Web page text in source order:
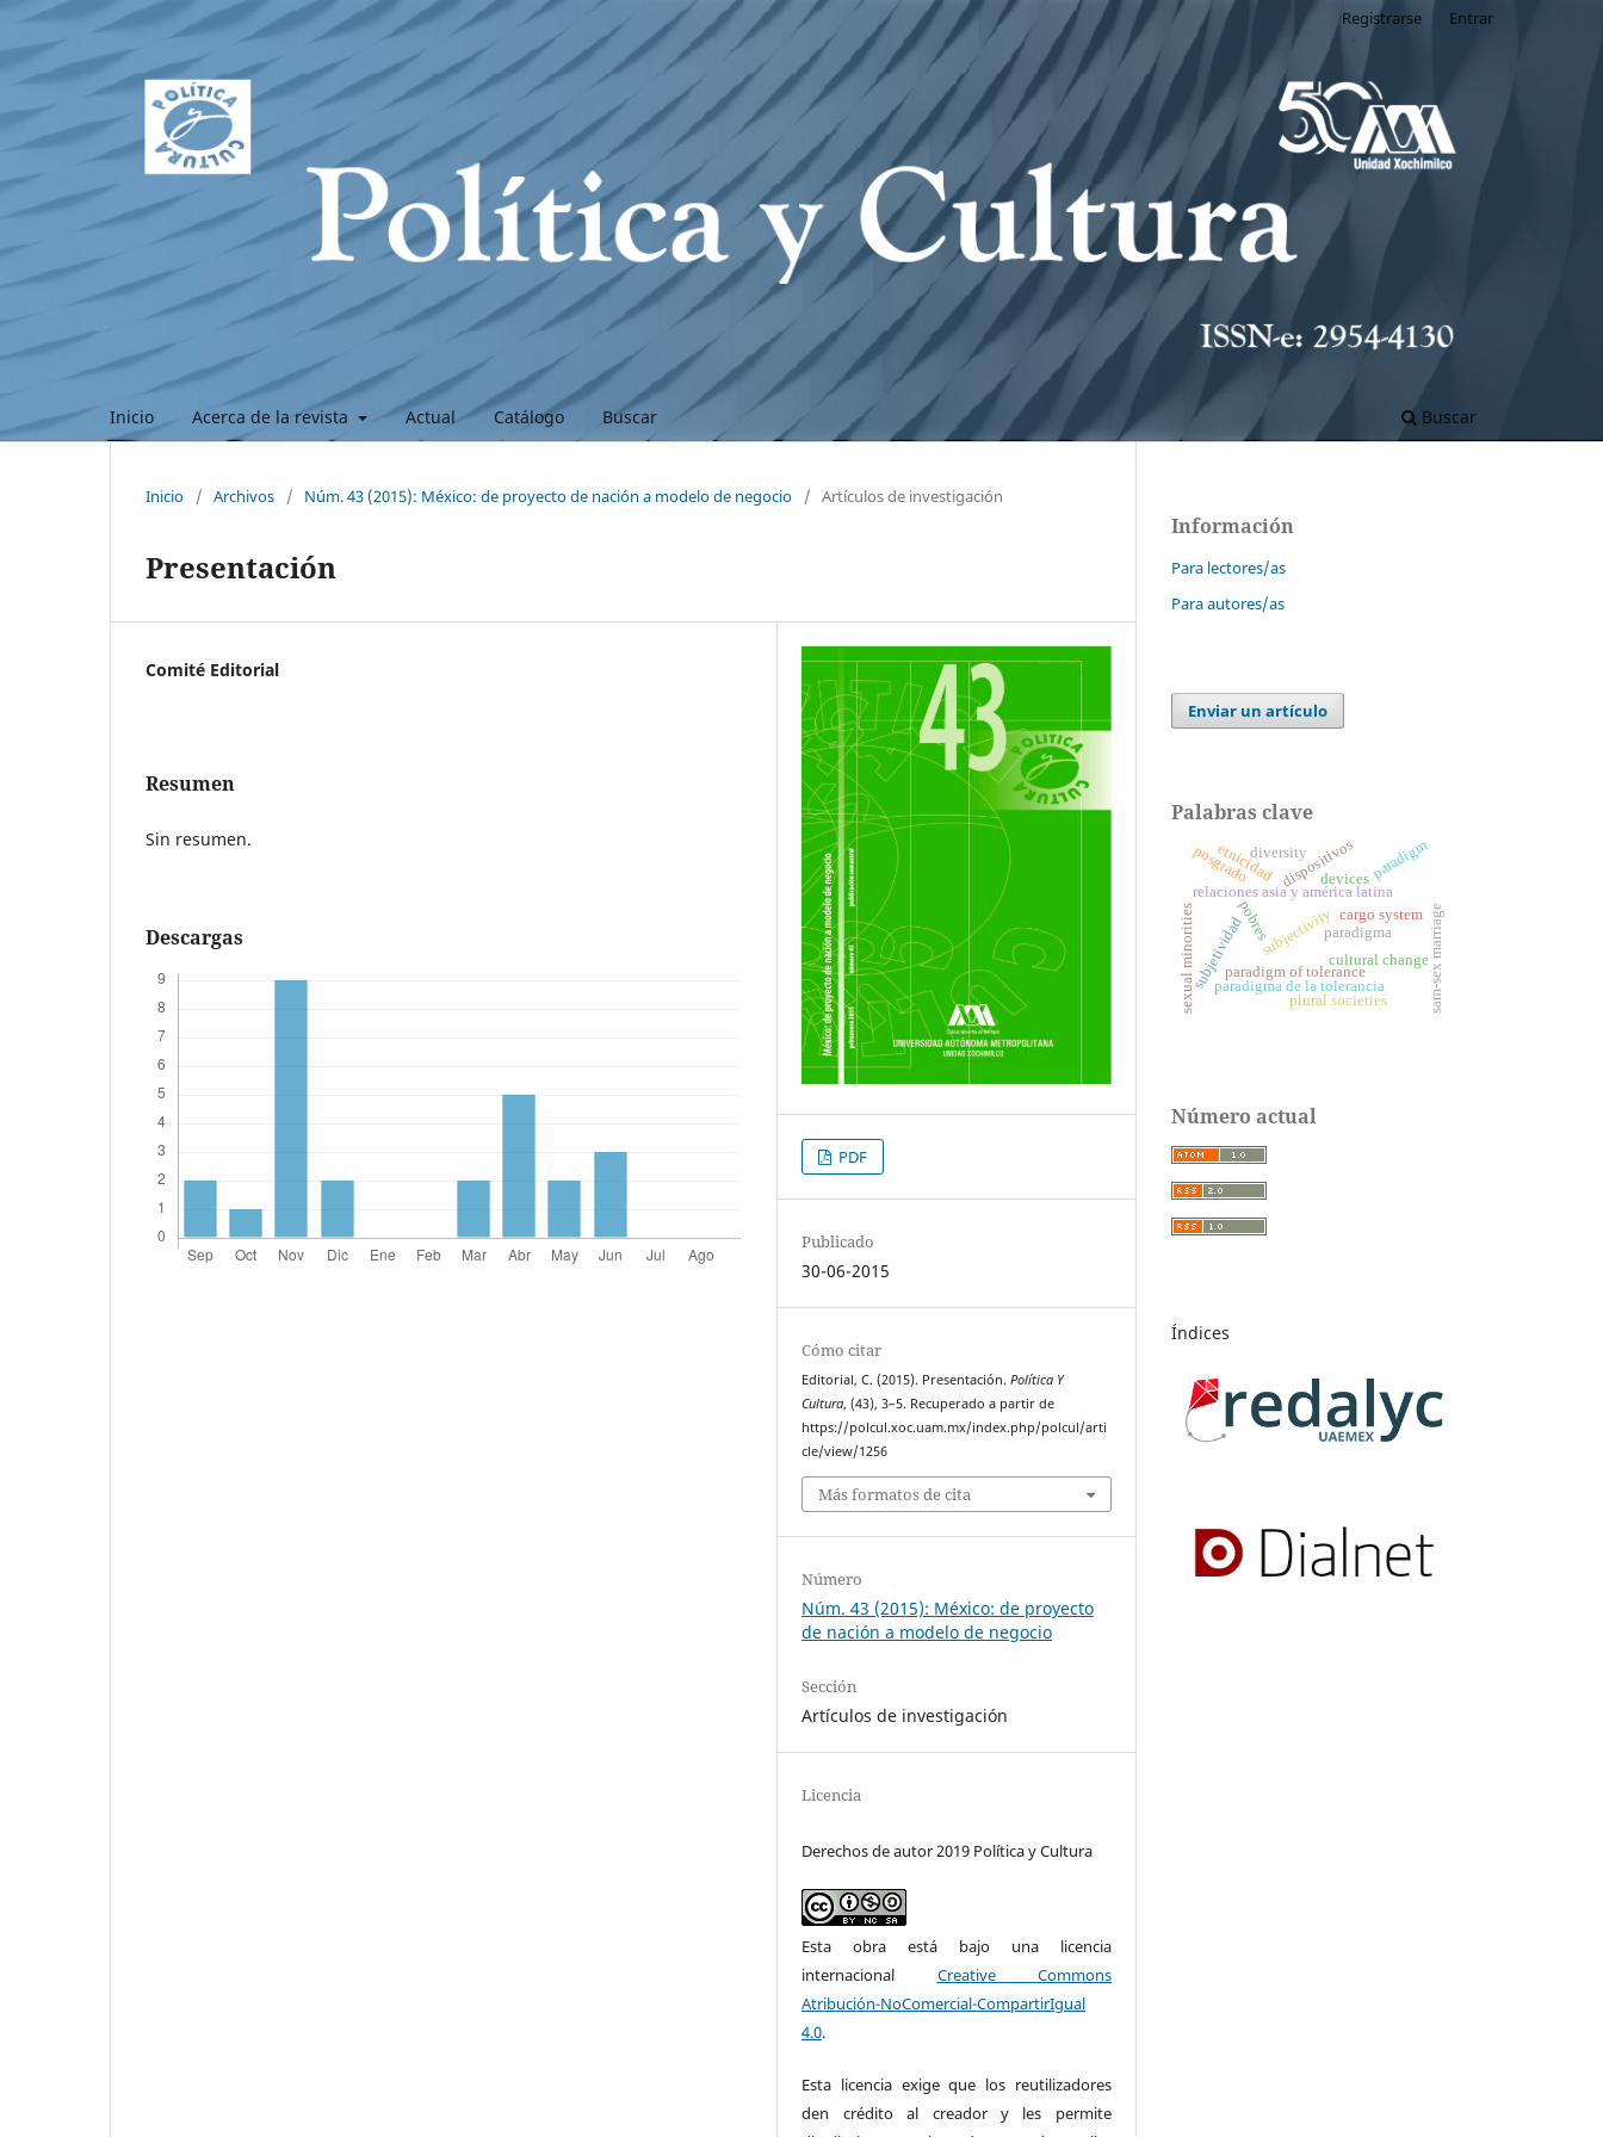
Inicio Acerca de la revista Actual Catálogo Buscar Buscar
Registrarse Entrar
Inicio / Archivos / Núm. 43 (2015): México: de proyecto de nación a modelo de negocio / Artículos de investigación
Presentación
Comité Editorial
Resumen
Sin resumen.
Descargas
PDF
Publicado
30-06-2015
Cómo citar
Editorial, C. (2015). Presentación.Política Y
Cultura, (43), 3–5. Recuperado a partir de
https://polcul.xoc.uam.mx/index.php/polcul/arti
cle/view/1256
Más formatos de cita
Número
Núm. 43 (2015): México: de proyecto
de nación a modelo de negocio
Sección
Artículos de investigación
Licencia
Derechos de autor 2019 Política y Cultura
Esta obra está bajo una licencia
internacional Creative Commons
Atribución-NoComercial-CompartirIgual
4.0.
Esta licencia exige que los reutilizadores
den crédito al creador y les permite
Información
Para lectores/as
Para autores/as
Enviar un artículo
Palabras clave
relaciones asia y américa latina
cargo system
dispositivos
pobressubjectivity
subjetividad sam-sex marriage
paradigm of tolerance
sexual minorities paradigma de la tolerancia
cultural change
devices
etnicidad paradigm
paradigma
plural societies
diversity
posgrado
Número actual
Índices